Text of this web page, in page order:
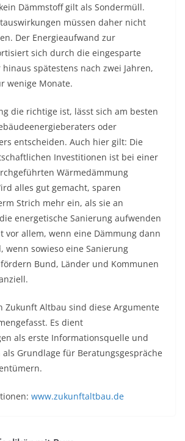
Dämmstoff gilt als Sondermüll.
müssen daher nicht
Der Energieaufwand zur
sich durch die eingesparte
spätestens nach zwei Jahren,
wenige Monate.
die richtige ist, lässt sich am besten
oder
entscheiden. Auch hier gilt: Die
Investitionen ist bei einer
Wärmedämmung
alles gut gemacht, sparen
Strich mehr ein, als sie an
energetische Sanierung aufwenden
vor allem, wenn eine Dämmung dann
wenn sowieso eine Sanierung
Bund, Länder und Kommunen
Zukunft Altbau sind diese Argumente
Es dient
als erste Informationsquelle und
Grundlage für Beratungsgespräche
www.zukunftaltbau.de